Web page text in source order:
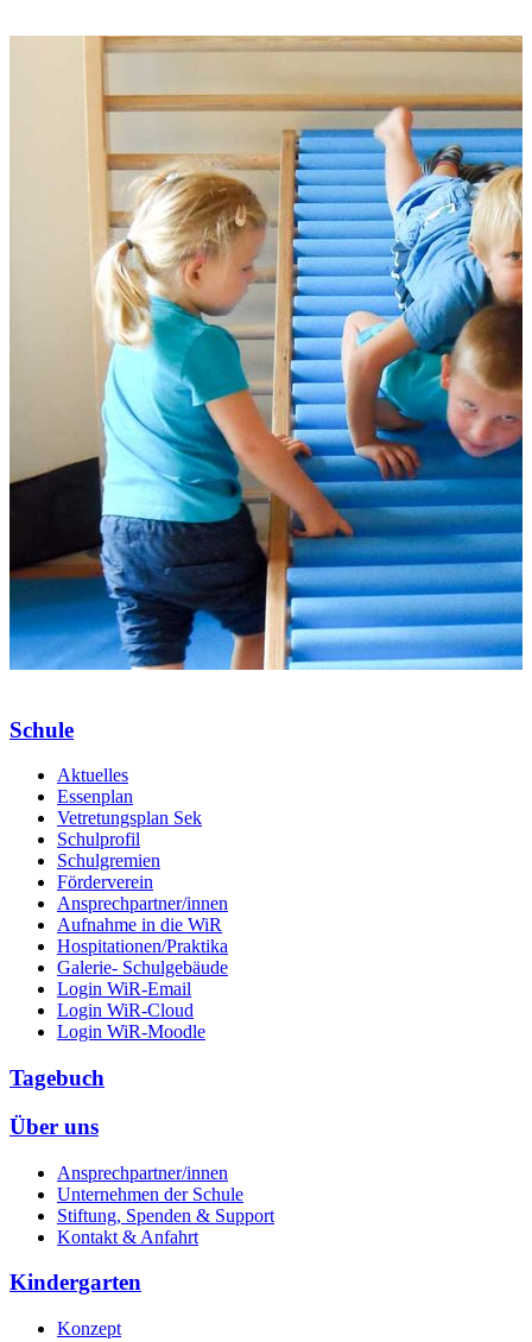
Schule
Aktuelles
Essenplan
Vetretungsplan Sek
Schulprofil
Schulgremien
Förderverein
Ansprechpartner/innen
Aufnahme in die WiR
Hospitationen/Praktika
Galerie- Schulgebäude
Login WiR-Email
Login WiR-Cloud
Login WiR-Moodle
Tagebuch
Über uns
Ansprechpartner/innen
Unternehmen der Schule
Stiftung, Spenden & Support
Kontakt & Anfahrt
Kindergarten
Konzept